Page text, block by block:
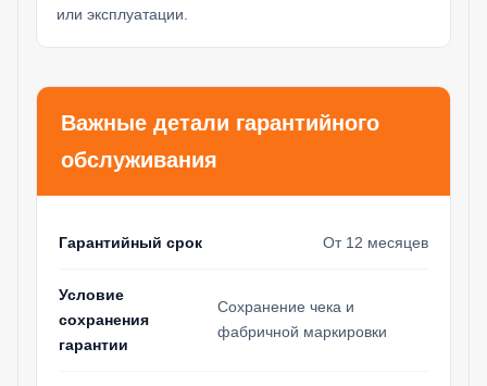
или эксплуатации.
Важные детали гарантийного
обслуживания
Гарантийный срок От 12 месяцев
Условие
сохранения
гарантии
Сохранение чека и
фабричной маркировки